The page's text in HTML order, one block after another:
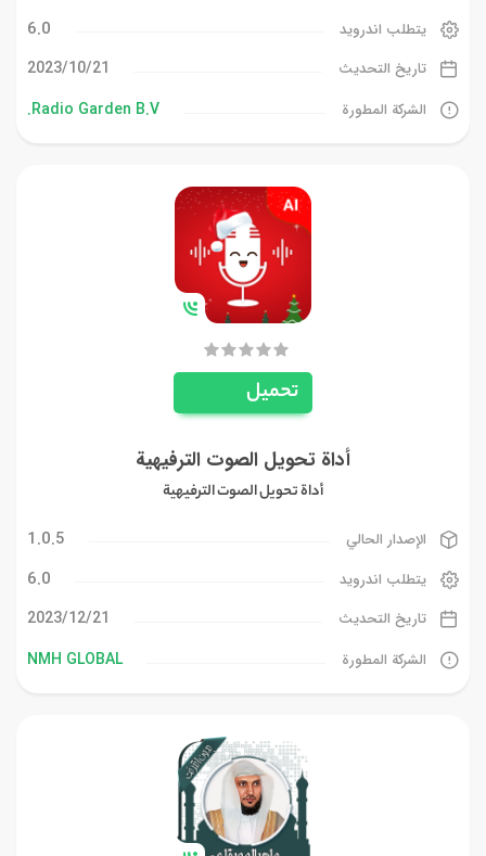
يتطلب اندرويد 6.0
تاريخ التحديث 21‏/10‏/2023
الشركة المطورة Radio Garden B.V.
تحميل
أداة تحويل الصوت الترفيهية
أداة تحويل الصوت الترفيهية
الإصدار الحالي 1.0.5
يتطلب اندرويد 6.0
تاريخ التحديث 21‏/12‏/2023
الشركة المطورة NMH GLOBAL